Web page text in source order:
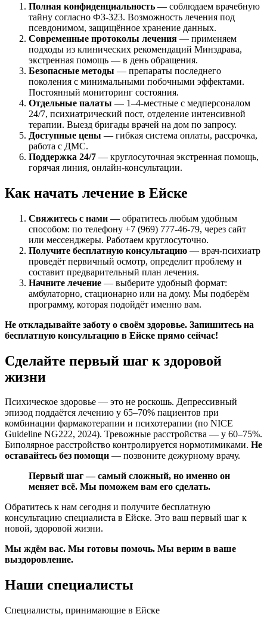
Полная конфиденциальность — соблюдаем врачебную
тайну согласно ФЗ-323. Возможность лечения под
псевдонимом, защищённое хранение данных.
Современные протоколы лечения — применяем
подходы из клинических рекомендаций Минздрава,
экстренная помощь — в день обращения.
Безопасные методы — препараты последнего
поколения с минимальными побочными эффектами.
Постоянный мониторинг состояния.
Отдельные палаты — 1–4-местные с медперсоналом
24/7, психиатрический пост, отделение интенсивной
терапии. Выезд бригады врачей на дом по запросу.
Доступные цены — гибкая система оплаты, рассрочка,
работа с ДМС.
Поддержка 24/7 — круглосуточная экстренная помощь,
горячая линия, онлайн-консультации.
Как начать лечение в Ейске
Свяжитесь с нами — обратитесь любым удобным
способом: по телефону +7 (969) 777-46-79, через сайт
или мессенджеры. Работаем круглосуточно.
Получите бесплатную консультацию — врач-психиатр
проведёт первичный осмотр, определит проблему и
составит предварительный план лечения.
Начните лечение — выберите удобный формат:
амбулаторно, стационарно или на дому. Мы подберём
программу, которая подойдёт именно вам.
Не откладывайте заботу о своём здоровье. Запишитесь на
бесплатную консультацию в Ейске прямо сейчас!
Сделайте первый шаг к здоровой
жизни
Психическое здоровье — это не роскошь. Депрессивный
эпизод поддаётся лечению у 65–70% пациентов при
комбинации фармакотерапии и психотерапии (по NICE
Guideline NG222, 2024). Тревожные расстройства — у 60–75%.
Биполярное расстройство контролируется нормотимиками. Не
оставайтесь без помощи — позвоните дежурному врачу.
Первый шаг — самый сложный, но именно он
меняет всё. Мы поможем вам его сделать.
Обратитесь к нам сегодня и получите бесплатную
консультацию специалиста в Ейске. Это ваш первый шаг к
новой, здоровой жизни.
Мы ждём вас. Мы готовы помочь. Мы верим в ваше
выздоровление.
Наши специалисты
Специалисты, принимающие в Ейске